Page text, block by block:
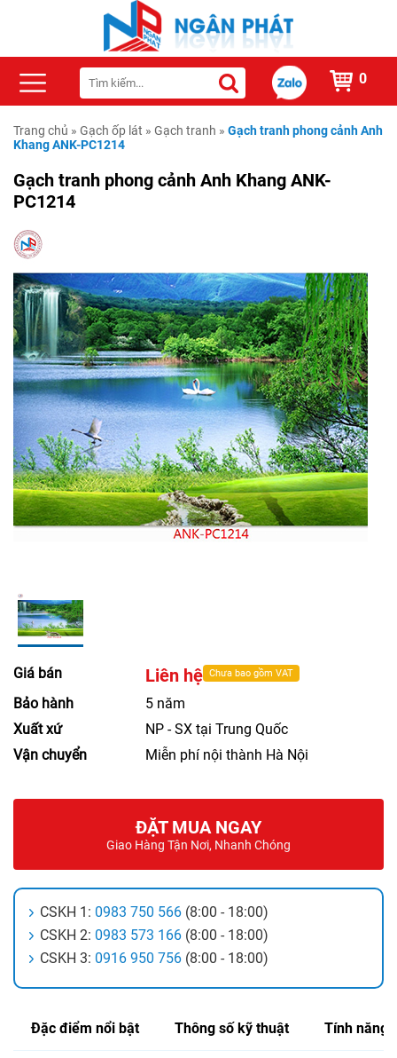
0
Trang chủ » Gạch ốp lát » Gạch tranh » Gạch tranh phong cảnh Anh
Khang ANK-PC1214
Gạch tranh phong cảnh Anh Khang ANK-
PC1214
Giá bán Liên hệ Chưa bao gồm VAT
Bảo hành
5 năm
Xuất xứ
NP - SX tại Trung Quốc
Vận chuyển
Miễn phí nội thành Hà Nội
ĐẶT MUA NGAY
Giao Hàng Tận Nơi, Nhanh Chóng
CSKH 1: 0983 750 566 (8:00 - 18:00)
CSKH 2: 0983 573 166 (8:00 - 18:00)
CSKH 3: 0916 950 756 (8:00 - 18:00)
Đặc điểm nổi bật Thông số kỹ thuật Tính năng